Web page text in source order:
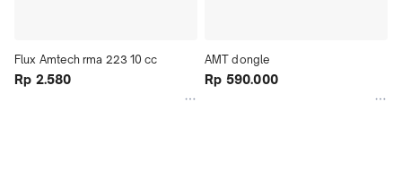
Flux Amtech rma 223 10 cc
Rp 2.580
AMT dongle
Rp 590.000